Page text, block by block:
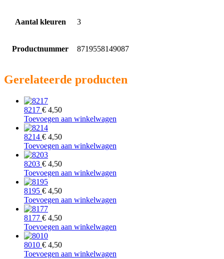
Aantal kleuren 3
Productnummer 8719558149087
Gerelateerde producten
8217 € 4,50
Toevoegen aan winkelwagen
8214 € 4,50
Toevoegen aan winkelwagen
8203 € 4,50
Toevoegen aan winkelwagen
8195 € 4,50
Toevoegen aan winkelwagen
8177 € 4,50
Toevoegen aan winkelwagen
8010 € 4,50
Toevoegen aan winkelwagen